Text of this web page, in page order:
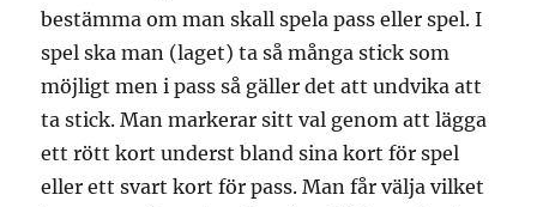
bestämma om man skall spela pass eller spel. I
spel ska man (laget) ta så många stick som
möjligt men i pass så gäller det att undvika att
ta stick. Man markerar sitt val genom att lägga
ett rött kort underst bland sina kort för spel
eller ett svart kort för pass. Man får välja vilket